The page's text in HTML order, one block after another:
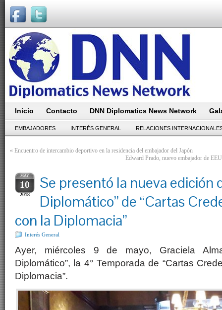
Inicio Contacto DNN Diplomatics News Network
EMBAJADORES INTERÉS GENERAL RELACIONES
« Encuentro de intercambio deportivo en la residencia del embajador del Japón
Edward Prado, nuevo embajador de
MAY
10
2018
Se presentó la nueva edición
Diplomático” de “Cartas
con la Diplomacia”
Interés General
Ayer, miércoles 9 de mayo, Graciela
Diplomático”, la 4° Temporada de “Cartas
Diplomacia”.